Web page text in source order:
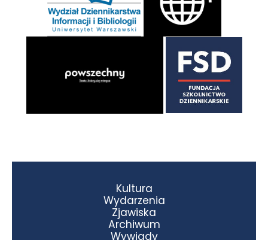
Kultura
Wydarzenia
Zjawiska
Archiwum
Wywiady